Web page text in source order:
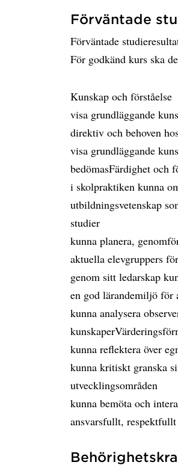
Förväntade
Förväntade
För godkänd kurs ska
Kunskap och förståelse
visa grundläggande
direktiv och behoven
visa grundläggande
bedömasFärdighet och
i skolpraktiken kunna
utbildningsvetenskap
studier
kunna planera,
aktuella elevgruppers
genom sitt ledarskap
en god lärandemiljö för
kunna analysera
kunna reflektera över
kunna kritiskt granska
utvecklingsområden
kunna bemöta och
ansvarsfullt,